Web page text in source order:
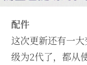
配件
这次更新还有一
级为2代了，都从